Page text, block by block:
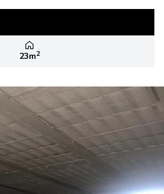
23m2